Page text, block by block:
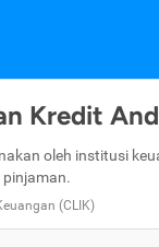
Kredit
oleh institusi
(CLIK)